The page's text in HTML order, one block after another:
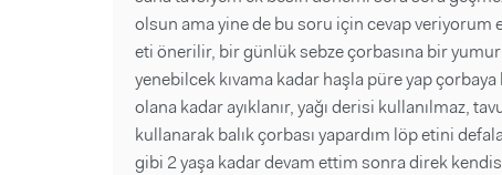
olsun ama yine de bu soru için cevap veriyorum
eti önerilir, bir günlük sebze çorbasına bir
yenebilcek kıvama kadar haşla püre yap çorbaya
olana kadar ayıklanır, yağı derisi kullanılmaz,
kullanarak balık çorbası yapardım löp etini
gibi 2 yaşa kadar devam ettim sonra direk